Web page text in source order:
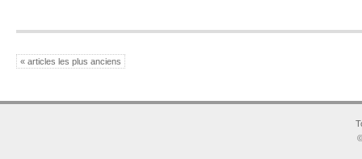
« articles les plus anciens